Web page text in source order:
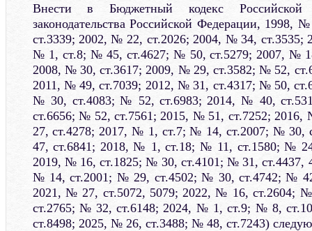
Внести в Бюджетный кодекс Российской
законодательства Российской Федерации,
ст.3339; 2002, № 22, ст.2026; 2004, № 34, ст.3535;
№ 1, ст.8; № 45, ст.4627; № 50, ст.5279; 2007, №
2008, № 30, ст.3617; 2009, № 29, ст.3582; № 52,
2011, № 49, ст.7039; 2012, № 31, ст.4317; № 50,
№ 30, ст.4083; № 52, ст.6983; 2014, № 40,
ст.6656; № 52, ст.7561; 2015, № 51, ст.7252;
27, ст.4278; 2017, № 1, ст.7; № 14, ст.2007; № 30,
47, ст.6841; 2018, № 1, ст.18; № 11, ст.1580; №
2019, № 16, ст.1825; № 30, ст.4101; № 31, ст.4437,
№ 14, ст.2001; № 29, ст.4502; № 30, ст.4742; №
2021, № 27, ст.5072, 5079; 2022, № 16, ст.2604;
ст.2765; № 32, ст.6148; 2024, № 1, ст.9; № 8,
ст.8498; 2025, № 26, ст.3488; № 48, ст.7243)